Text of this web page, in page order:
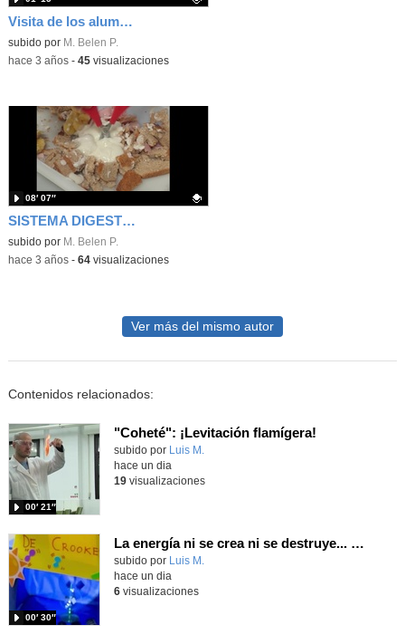
Visita de los alumnos de Mataelpino
Contenido educativo.
subido por M. Belen P.
-hace 3 años- 45visualizaciones
SISTEMA DIGESTIVO
Contenido educativo.
subido por M. Belen P.
08′ 07″
-hace 3 años- 64visualizaciones
Ver más del mismo autor
Contenidos relacionados:
"Coheté": ¡Levitación flamígera!
Contenido educativo.
subido por Luis M.
00′ 21″
hace un dia
19visualizaciones
La energía ni se crea ni se destruye... ¡se experimenta! El Tierno en la Feria Madrid es Ciencia 2026
Contenido educativo.
subido por Luis M.
00′ 30″
hace un dia
6visualizaciones